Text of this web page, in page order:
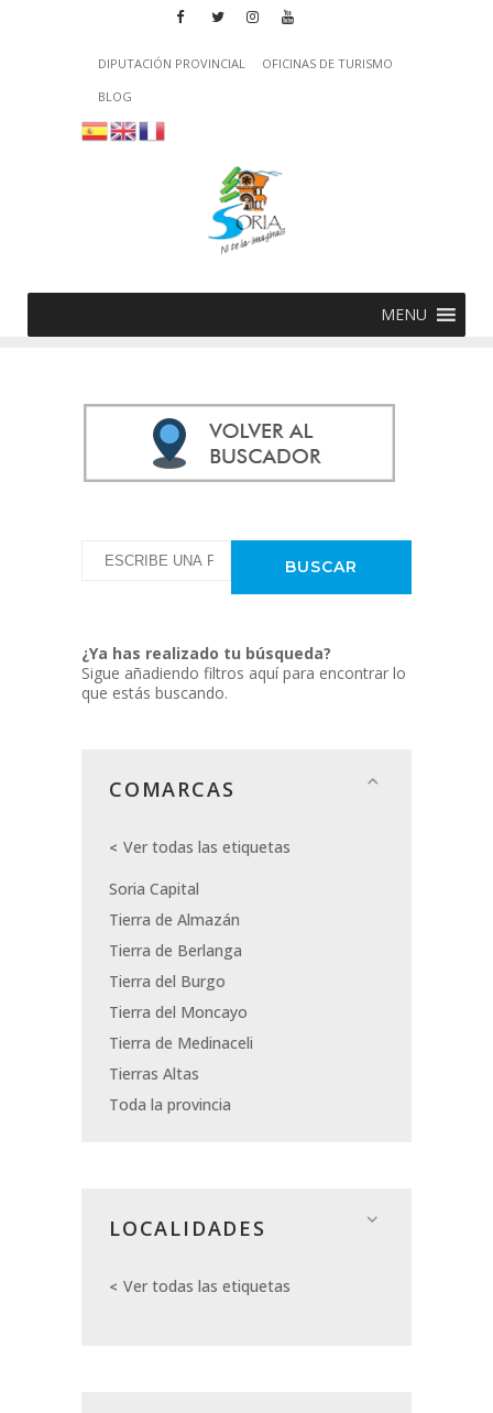
DIPUTACIÓN PROVINCIAL
OFICINAS DE TURISMO
BLOG
MENU
¿Ya has realizado tu búsqueda?
Sigue añadiendo filtros aquí para encontrar lo
que estás buscando.
COMARCAS
Ver todas las etiquetas
Soria Capital
Tierra de Almazán
Tierra de Berlanga
Tierra del Burgo
Tierra del Moncayo
Tierra de Medinaceli
Tierras Altas
Toda la provincia
LOCALIDADES
Ver todas las etiquetas